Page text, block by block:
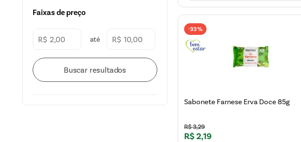
Faixas de preço
R$ R$
-33%
Sabonete Farnese Erva Doce 85g
R$3,29
R$2,19